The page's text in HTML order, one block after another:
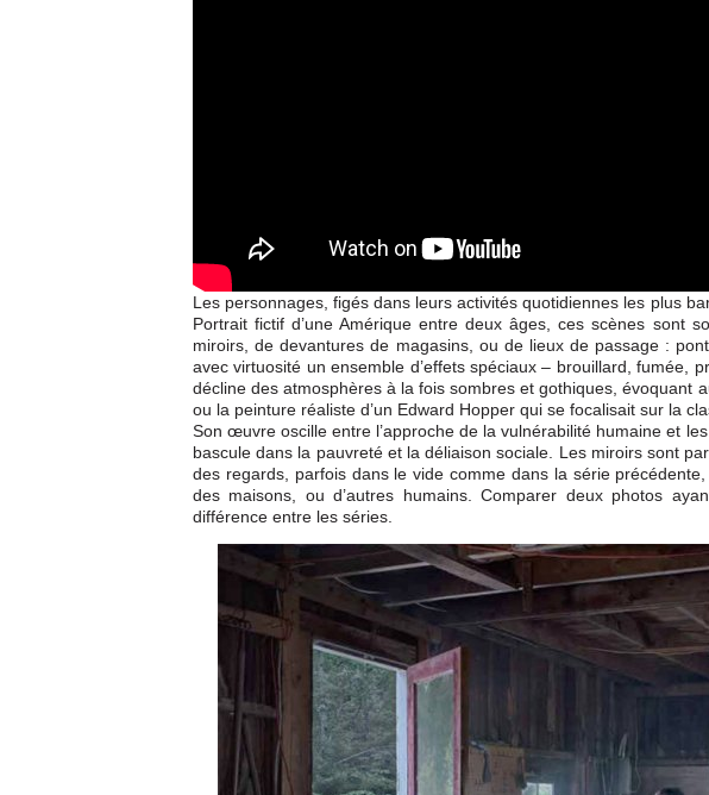
Les personnages, figés dans leurs activités quotidiennes les plus
Portrait fictif d’une Amérique entre deux âges, ces scènes sont
miroirs, de devantures de magasins, ou de lieux de passage :
avec virtuosité un ensemble d’effets spéciaux – brouillard, fumée,
décline des atmosphères à la fois sombres et gothiques, évoquant
ou la peinture réaliste d’un Edward Hopper qui se focalisait sur la
Son œuvre oscille entre l’approche de la vulnérabilité humaine et
bascule dans la pauvreté et la déliaison sociale. Les miroirs sont
des regards, parfois dans le vide comme dans la série
des maisons, ou d’autres humains. Comparer deux photos
différence entre les séries.